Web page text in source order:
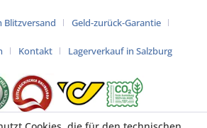
Blitzversand Geld-zurück-Garantie
Kontakt Lagerverkauf in Salzburg